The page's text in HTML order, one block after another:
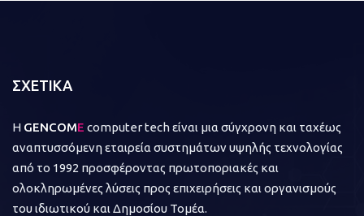
ΣΧΕΤΙΚΑ
Η GENCOME computer tech είναι μια σύγχρονη και ταχέως
αναπτυσσόμενη εταιρεία συστημάτων υψηλής τεχνολογίας
από το 1992 προσφέροντας πρωτοποριακές και
ολοκληρωμένες λύσεις προς επιχειρήσεις και οργανισμούς
του ιδιωτικού και Δημοσίου Τομέα.